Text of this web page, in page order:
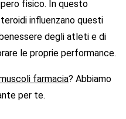
fisico. In questo
influenzano questi
degli atleti e di
le proprie performance.
farmacia? Abbiamo
per te.